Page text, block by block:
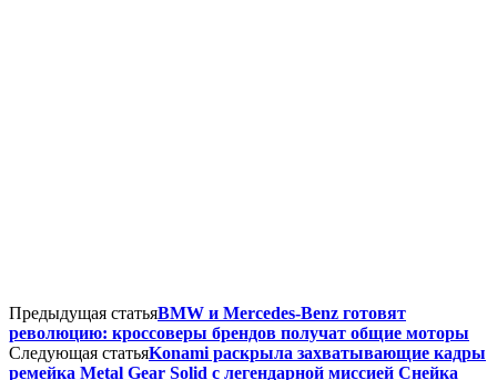
Предыдущая статьяBMW и Mercedes-Benz готовят
революцию: кроссоверы брендов получат общие моторы
Следующая статьяKonami раскрыла захватывающие кадры
ремейка Metal Gear Solid с легендарной миссией Снейка